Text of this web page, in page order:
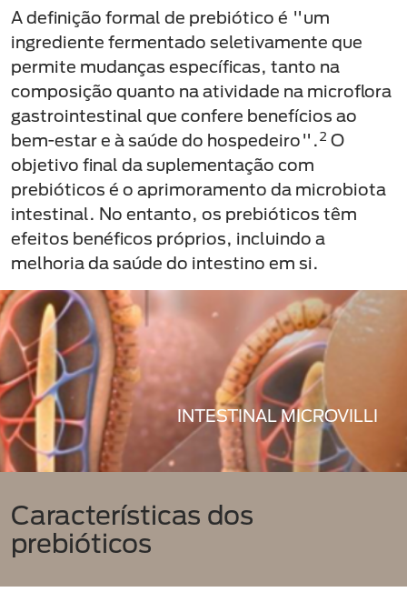
A definição formal de prebiótico é "um
ingrediente fermentado seletivamente que
permite mudanças específicas, tanto na
composição quanto na atividade na microflora
gastrointestinal que confere benefícios ao
bem-estar e à saúde do hospedeiro".2 O
objetivo final da suplementação com
prebióticos é o aprimoramento da microbiota
intestinal. No entanto, os prebióticos têm
efeitos benéficos próprios, incluindo a
melhoria da saúde do intestino em si.
INTESTINAL MICROVILLI
Características dos
prebióticos